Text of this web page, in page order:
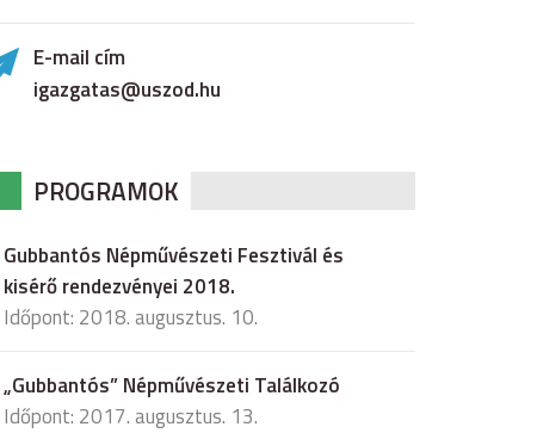
E-mail cím
igazgatas@uszod.hu
PROGRAMOK
Gubbantós Népművészeti Fesztivál és
kisérő rendezvényei 2018.
Időpont: 2018. augusztus. 10.
„Gubbantós” Népművészeti Találkozó
Időpont: 2017. augusztus. 13.